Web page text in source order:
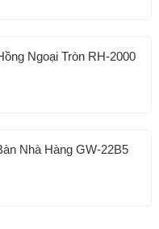
Ngoại Tròn RH-2000
Nhà Hàng GW-22B5